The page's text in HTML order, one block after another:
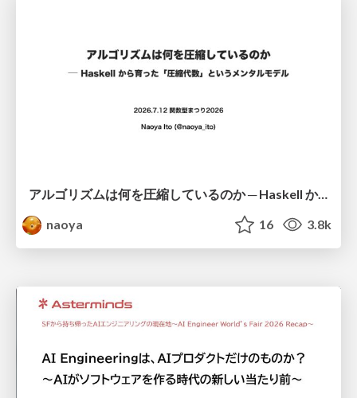
アルゴリズムは何を圧縮しているのか ─ Haskell から育った「圧縮代数」というメンタルモデル
naoya
16 3.8k